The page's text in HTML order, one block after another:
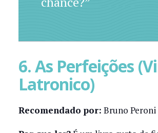
6. As Perfeições
Latronico)
Recomendado por: Bruno Peroni